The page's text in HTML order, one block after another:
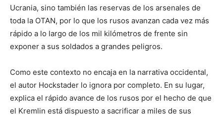
Ucrania, sino también las reservas de los arsenales de
toda la OTAN, por lo que los rusos avanzan cada vez más
rápido a lo largo de los mil kilómetros de frente sin
exponer a sus soldados a grandes peligros.
Como este contexto no encaja en la narrativa occidental,
el autor Hockstader lo ignora por completo. En su lugar,
explica el rápido avance de los rusos por el hecho de que
el Kremlin está dispuesto a sacrificar a miles de sus